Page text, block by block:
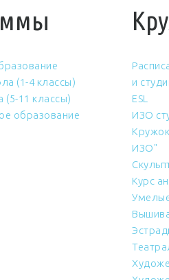
(1-4 классы)
11 классы)
образование
и
ESL
ИЗО
ИЗО"
Курс